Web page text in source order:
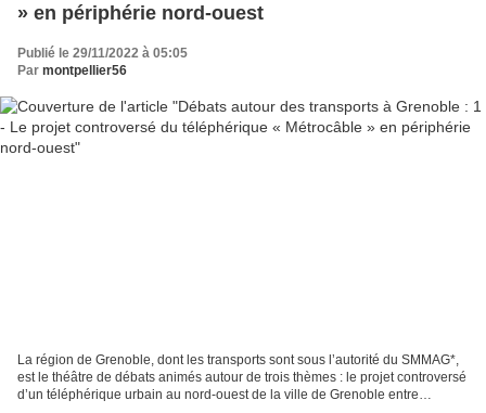
» en périphérie nord-ouest
Publié le 29/11/2022 à 05:05
Par montpellier56
La région de Grenoble, dont les transports sont sous l’autorité du SMMAG*,
est le théâtre de débats animés autour de trois thèmes : le projet controversé
d’un téléphérique urbain au nord-ouest de la ville de Grenoble entre